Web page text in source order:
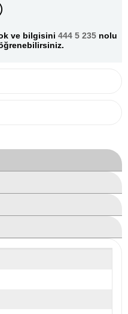
ve bilgisini 444 5 235 nolu
öğrenebilirsiniz.